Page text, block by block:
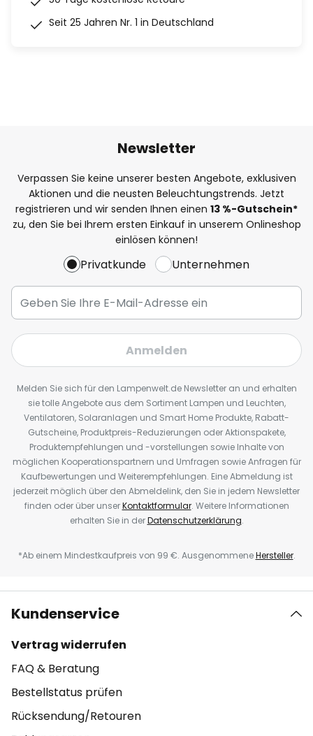
Seit 25 Jahren Nr. 1 in Deutschland
Newsletter
Verpassen Sie keine unserer besten Angebote, exklusiven
Aktionen und die neusten Beleuchtungstrends. Jetzt
registrieren und wir senden Ihnen einen 13 %-Gutschein*
zu, den Sie bei Ihrem ersten Einkauf in unserem Onlineshop
einlösen können!
Privatkunde Unternehmen
Anmelden
Melden Sie sich für den Lampenwelt.de Newsletter an und erhalten
sie tolle Angebote aus dem Sortiment Lampen und Leuchten,
Ventilatoren, Solaranlagen und Smart Home Produkte, Rabatt-
Gutscheine, Produktpreis-Reduzierungen oder Aktionspakete,
Produktempfehlungen und -vorstellungen sowie Inhalte von
möglichen Kooperationspartnern und Umfragen sowie Anfragen für
Kaufbewertungen und Weiterempfehlungen. Eine Abmeldung ist
jederzeit möglich über den Abmeldelink, den Sie in jedem Newsletter
finden oder über unserKontaktformular. Weitere Informationen
erhalten Sie in derDatenschutzerklärung.
*Ab einem Mindestkaufpreis von 99 €. AusgenommeneHersteller.
Kundenservice
Vertrag widerrufen
FAQ & Beratung
Bestellstatus prüfen
Rücksendung/Retouren